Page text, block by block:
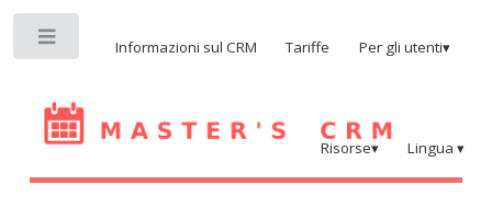
Informazioni sul CRM Tariffe Per gli utenti▾
Risorse▾ Lingua ▾
Toggle